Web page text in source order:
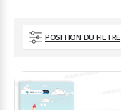
POSITION DU FILTRE